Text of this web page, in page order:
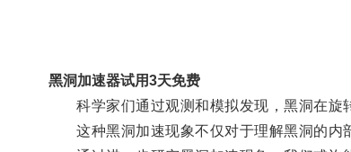
黑洞加速器试用3天免费
科学家们通过观测和模拟发现，黑洞在旋
这种黑洞加速现象不仅对于理解黑洞的内